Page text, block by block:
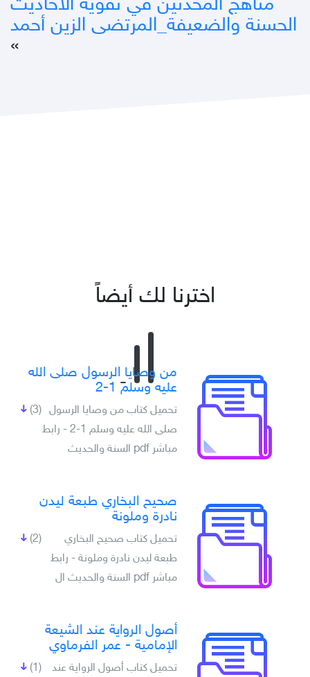
مناهج المحدثين في تقوية الأحاديث
الحسنة والضعيفة_المرتضى الزين أحمد
»
اخترنا لك أيضاً
من وصايا الرسول صلى الله
عليه وسلم 1-2
(3) تحميل كتاب من وصايا الرسول
صلى الله عليه وسلم 1-2 - رابط
مباشر pdf السنة والحديث
صحيح البخاري طبعة ليدن
نادرة وملونة
(2)
تحميل كتاب صحيح البخاري
طبعة ليدن نادرة وملونة - رابط
مباشر pdf السنة والحديث ال
أصول الرواية عند الشيعة
الإمامية - عمر الفرماوي
(1)
تحميل كتاب أصول الرواية عند